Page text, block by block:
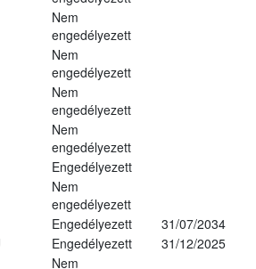
Nem
engedélyezett
Nem
engedélyezett
Nem
engedélyezett
Nem
engedélyezett
Engedélyezett
Nem
engedélyezett
Engedélyezett
31/07/2034
Engedélyezett
31/12/2025
Nem